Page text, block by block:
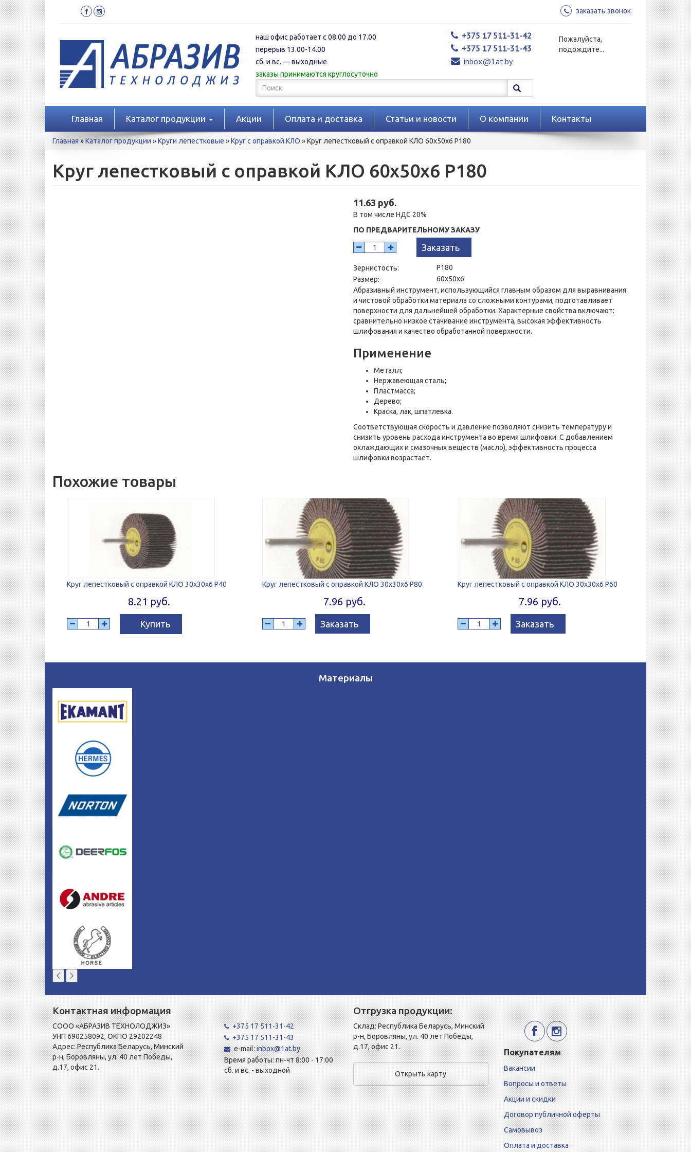
Перейти
к
основному
содержанию
заказать звонок
наш офис работает с 08.00 до 17.00
перерыв 13.00-14.00
сб. и вс. — выходные
заказы принимаются круглосуточно
+375 17 511-31-42
+375 17 511-31-43
inbox@1at.by
Пожалуйста,
подождите...
Форма
поиска
Поиск
Главная Каталог продукции Акции Оплата и доставка Статьи и новости О компании Контакты
Вы
Главная »Каталог продукции »Круги лепестковые »Круг с оправкой КЛО »Круг лепестковый с оправкой КЛО 60x50x6 P180
Круг лепестковый с оправкой КЛО 60x50x6 P180
11.63 руб.
В том числе НДС 20%
ПО ПРЕДВАРИТЕЛЬНОМУ ЗАКАЗУ
Заказать
Зернистость:
P180
Размер:
60x50x6
Абразивный инструмент, использующийся главным образом для выравнивания
и чистовой обработки материала со сложными контурами, подготавливает
поверхности для дальнейшей обработки. Характерные свойства включают:
сравнительно низкое стачивание инструмента, высокая эффективность
шлифования и качество обработанной поверхности.
Применение
Металл;
Нержавеющая сталь;
Пластмасса;
Дерево;
Краска, лак, шпатлевка.
Соответствующая скорость и давление позволяют снизить температуру и
снизить уровень расхода инструмента во время шлифовки. С добавлением
охлаждающих и смазочных веществ (масло), эффективность процесса
шлифовки возрастает.
Похожие товары
Круг лепестковый с оправкой КЛО 30x30x6 P40
8.21 руб.
Купить
Круг лепестковый с оправкой КЛО 30x30x6 P80
7.96 руб.
Заказать
Круг лепестковый с оправкой КЛО 30x30x6 P60
7.96 руб.
Заказать
Материалы
Контактная информация
СООО «АБРАЗИВ ТЕХНОЛОДЖИЗ»
УНП 690258092, ОКПО 29202248
Адрес: Республика Беларусь, Минский
р-н, Боровляны, ул. 40 лет Победы,
д.17, офис 21.
+375 17 511-31-42
+375 17 511-31-43
e-mail:inbox@1at.by
Время работы: пн-чт 8:00 - 17:00
сб. и вс. - выходной
Отгрузка продукции:
Склад: Республика Беларусь, Минский
р-н, Боровляны, ул. 40 лет Победы,
д.17, офис 21.
Открыть карту
Покупателям
Вакансии
Вопросы и ответы
Акции и скидки
Договор публичной оферты
Самовывоз
Оплата и доставка